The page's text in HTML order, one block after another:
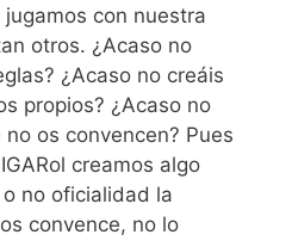
con nuestra
otros. ¿Acaso no
¿Acaso no creáis
propios? ¿Acaso no
os convencen? Pues
creamos algo
no oficialidad la
convence, no lo